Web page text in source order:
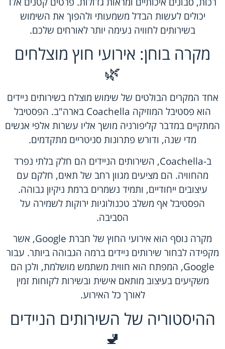
יכולים לעשות הבדל משמעותי ולהפוך את השימוש
בשירותים לחוויה נעימה יותר לאורחים שלכם.
מקרה בוחן: אירועי חוץ מוצלחים
🌿
אחד המקרים הבולטים של שימוש מוצלח בשירותים ניידים
הוא פסטיבל המוזיקה Coachella בארה"ב. הפסטיבל
המתקיים במדבר קליפורניה מושך אליו עשרות אלפי אנשים
מדי שנה, ודורש פתרונות סניטריים מתקדמים.
ב-Coachella, השירותים הניידים הם חלק בלתי נפרד
מהחוויה. הם מציעים מגוון רחב של תאים, חלקם עם
עיצובים ייחודיים, ותמיד נשמרים ברמת ניקיון גבוהה.
הפסטיבל אף משלב טכנולוגיות ירוקות לשמירה על
הסביבה.
מקרה נוסף הוא אירועי החוץ של חברת Google, אשר
מקפידה לבחור שירותים ניידים ברמה הגבוהה ביותר. עבור
Google, המפתח הוא חווית משתמש מושלמת, ולכן הם
משקיעים בעיצוב מותאם אישית ובשירות לקוחות זמין
לאורך כל האירוע.
ההיסטוריה של השירותים הניידים
🚽